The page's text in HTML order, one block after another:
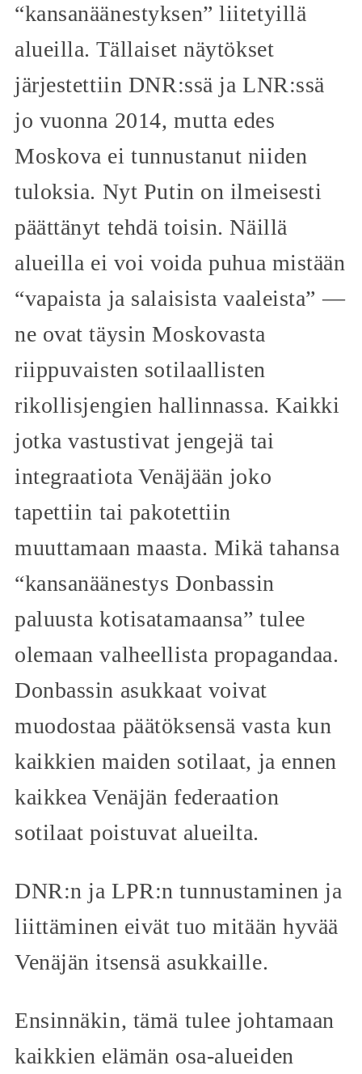
“kansanäänestyksen” liitetyillä
alueilla. Tällaiset näytökset
järjestettiin DNR:ssä ja LNR:ssä
jo vuonna 2014, mutta edes
Moskova ei tunnustanut niiden
tuloksia. Nyt Putin on ilmeisesti
päättänyt tehdä toisin. Näillä
alueilla ei voi voida puhua mistään
“vapaista ja salaisista vaaleista” —
ne ovat täysin Moskovasta
riippuvaisten sotilaallisten
rikollisjengien hallinnassa. Kaikki
jotka vastustivat jengejä tai
integraatiota Venäjään joko
tapettiin tai pakotettiin
muuttamaan maasta. Mikä tahansa
“kansanäänestys Donbassin
paluusta kotisatamaansa” tulee
olemaan valheellista propagandaa.
Donbassin asukkaat voivat
muodostaa päätöksensä vasta kun
kaikkien maiden sotilaat, ja ennen
kaikkea Venäjän federaation
sotilaat poistuvat alueilta.
DNR:n ja LPR:n tunnustaminen ja
liittäminen eivät tuo mitään hyvää
Venäjän itsensä asukkaille.
Ensinnäkin, tämä tulee johtamaan
kaikkien elämän osa-alueiden